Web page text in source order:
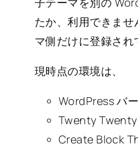
たか、利用できま
マ側だけに登録され
現時点の環境は、
WordPress バ
Twenty
Create Block